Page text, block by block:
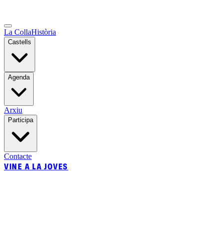
La CollaHistòria
Castells
Agenda
Arxiu
Participa
Contacte
VINE A LA JOVES